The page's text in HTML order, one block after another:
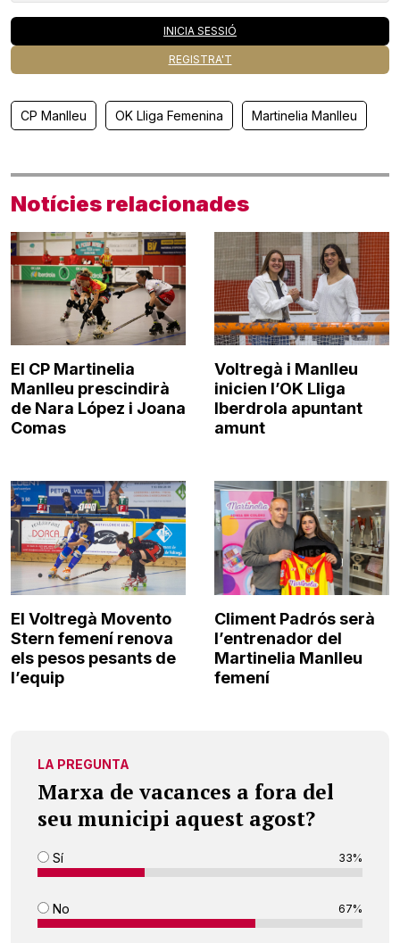
INICIA SESSIÓ
REGISTRA'T
CP Manlleu OK Lliga Femenina Martinelia Manlleu
Notícies relacionades
El CP Martinelia
Manlleu prescindirà
de Nara López i Joana
Comas
Voltregà i Manlleu
inicien l’OK Lliga
Iberdrola apuntant
amunt
El Voltregà Movento
Stern femení renova
els pesos pesants de
l’equip
Climent Padrós serà
l’entrenador del
Martinelia Manlleu
femení
LA PREGUNTA
Marxa de vacances a fora del
seu municipi aquest agost?
Sí 33%
No 67%